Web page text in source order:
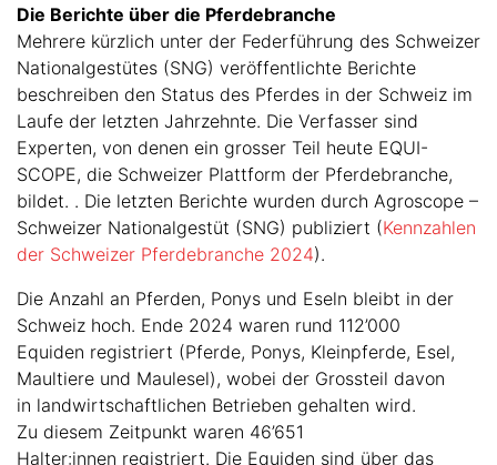
Die Berichte über die Pferdebranche
Mehrere kürzlich unter der Federführung des Schweizer
Nationalgestütes (SNG) veröffentlichte Berichte
beschreiben den Status des Pferdes in der Schweiz im
Laufe der letzten Jahrzehnte. Die Verfasser sind
Experten, von denen ein grosser Teil heute EQUI-
SCOPE, die Schweizer Plattform der Pferdebranche,
bildet. . Die letzten Berichte wurden durch Agroscope –
Schweizer Nationalgestüt (SNG) publiziert (Kennzahlen
der Schweizer Pferdebranche 2024).
Die Anzahl an Pferden, Ponys und Eseln bleibt in der
Schweiz hoch. Ende 2024 waren rund 112’000
Equiden registriert (Pferde, Ponys, Kleinpferde, Esel,
Maultiere und Maulesel), wobei der Grossteil davon
in landwirtschaftlichen Betrieben gehalten wird.
Zu diesem Zeitpunkt waren 46’651
Halter:innen registriert. Die Equiden sind über das